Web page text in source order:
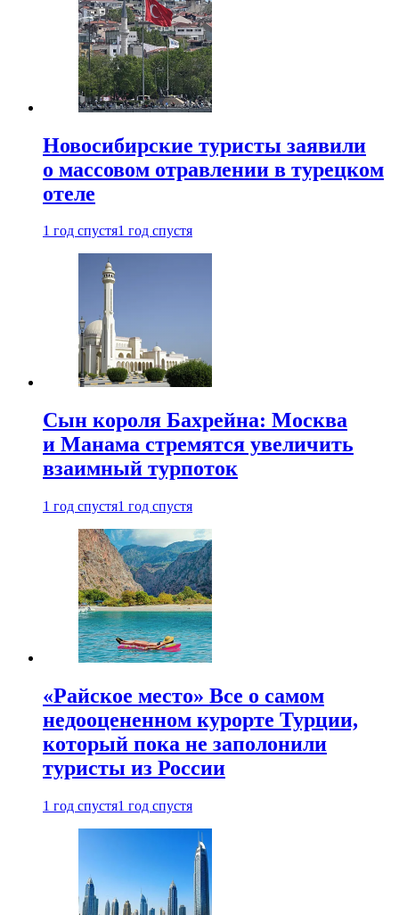
Новосибирские туристы заявили
о массовом отравлении в турецком
отеле
1 год спустя1 год спустя
Сын короля Бахрейна: Москва
и Манама стремятся увеличить
взаимный турпоток
1 год спустя1 год спустя
«Райское место» Все о самом
недооцененном курорте Турции,
который пока не заполонили
туристы из России
1 год спустя1 год спустя